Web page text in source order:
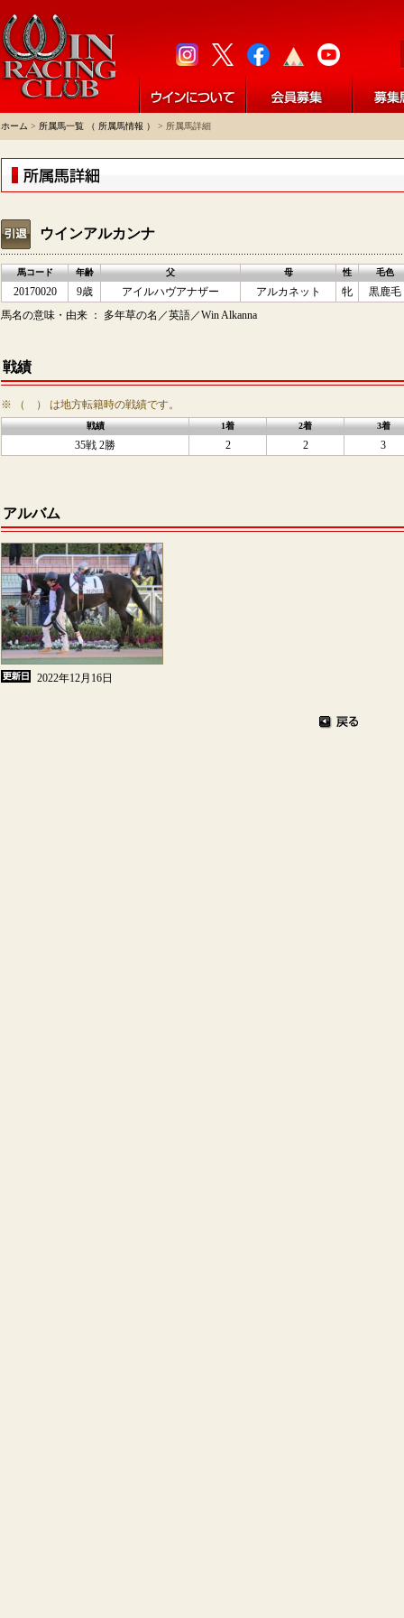
ホーム > 所属馬一覧 （ 所属馬情報 ） > 所属馬詳細
ウインアルカンナ
馬コード 年齢 父 母 性 毛色
20170020 9歳 アイルハヴアナザー アルカネット 牝
黒鹿毛
馬名の意味・由来 ： 多年草の名／英語／Win Alkanna
戦績
※ （ ） は地方転籍時の戦績です。
戦績 1着 2着 3着
35戦 2勝 2 2 3
アルバム
2022年12月16日